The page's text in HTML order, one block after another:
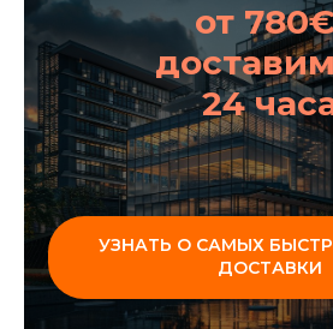
от
24
УЗНАТЬ О САМЫХ
ДОСТАВКИ